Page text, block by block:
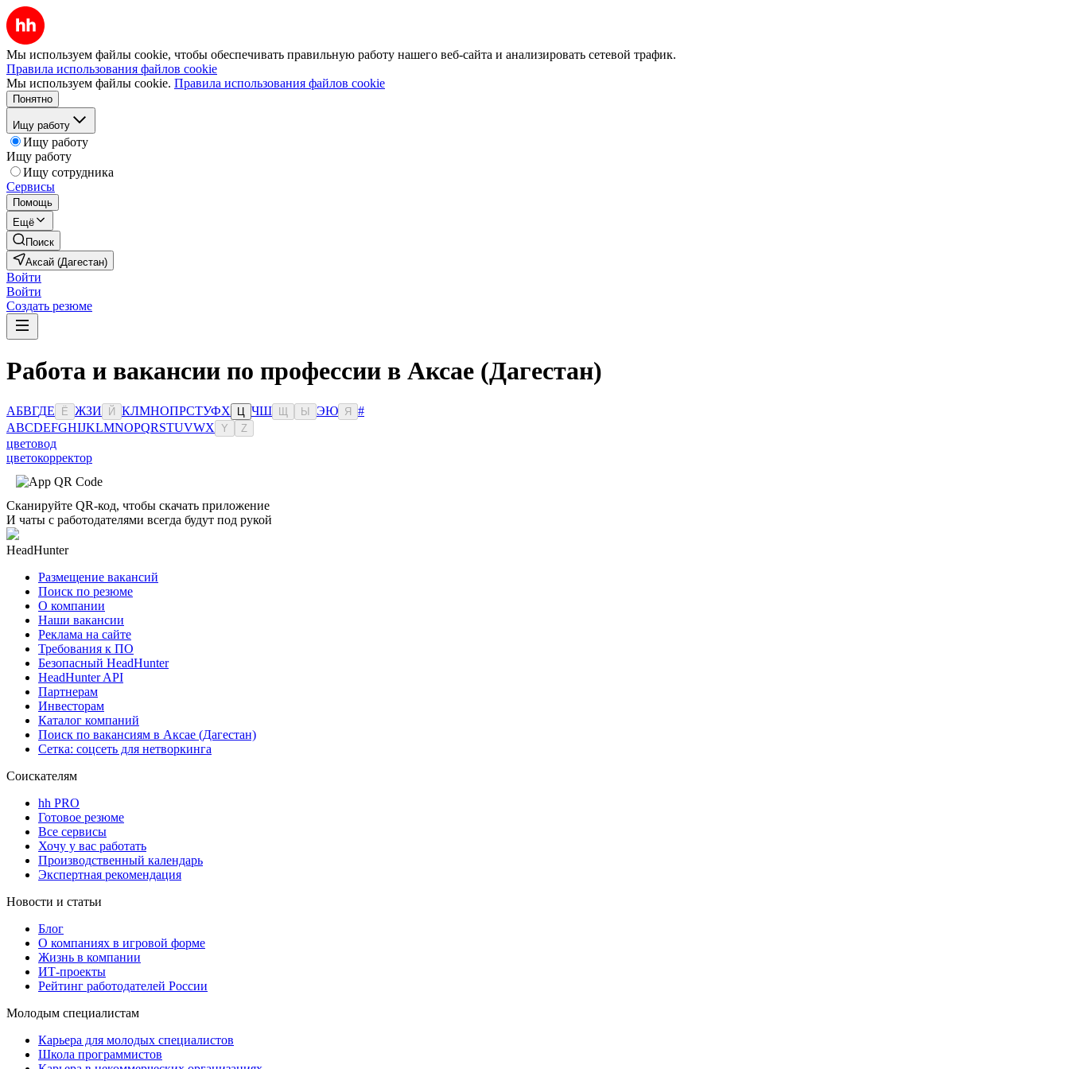
Мы используем файлы cookie, чтобы обеспечивать правильную работу нашего веб-сайта и анализировать сетевой трафик.
Правила использования файлов cookie
Мы используем файлы cookie. Правила использования файлов cookie
Понятно
Ищу работу
Ищу работу
Ищу работу
Ищу сотрудника
Сервисы
Помощь
Ещё
Поиск
Аксай (Дагестан)
Войти
Войти
Создать резюме
Работа и вакансии по профессии в Аксае (Дагестан)
АБВГДЕ Ё ЖЗИ Й КЛМНОПРСТУФХ ЧШ Ы ЭЮ Я
#
ABCDEFGHIJKLMNOPQRSTUVWX Y Z
цветовод
цветокорректор
Сканируйте QR-код, чтобы скачать приложение
И чаты с работодателями всегда будут под рукой
HeadHunter
Размещение вакансий
Поиск по резюме
О компании
Наши вакансии
Реклама на сайте
Требования к ПО
Безопасный HeadHunter
HeadHunter API
Партнерам
Инвесторам
Каталог компаний
Поиск по вакансиям в Аксае (Дагестан)
Сетка: соцсеть для нетворкинга
Соискателям
hh PRO
Готовое резюме
Все сервисы
Хочу у вас работать
Производственный календарь
Экспертная рекомендация
Новости и статьи
Блог
О компаниях в игровой форме
Жизнь в компании
ИТ-проекты
Рейтинг работодателей России
Молодым специалистам
Карьера для молодых специалистов
Школа программистов